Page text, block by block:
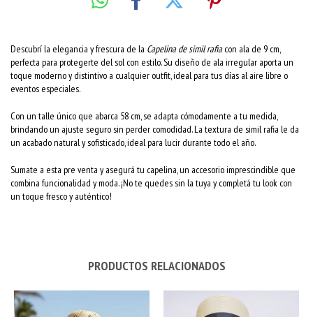
Descubrí la elegancia y frescura de la Capelina de simil rafiacon ala de 9 cm,
perfecta para protegerte del sol con estilo. Su diseño de ala irregular aporta un
toque moderno y distintivo a cualquier outfit, ideal para tus días al aire libre o
eventos especiales.
Con un talle único que abarca 58 cm, se adapta cómodamente a tu medida,
brindando un ajuste seguro sin perder comodidad. La textura de simil rafia le da
un acabado natural y sofisticado, ideal para lucir durante todo el año.
Sumate a esta pre venta y asegurá tu capelina, un accesorio imprescindible que
combina funcionalidad y moda. ¡No te quedes sin la tuya y completá tu look con
un toque fresco y auténtico!
PRODUCTOS RELACIONADOS